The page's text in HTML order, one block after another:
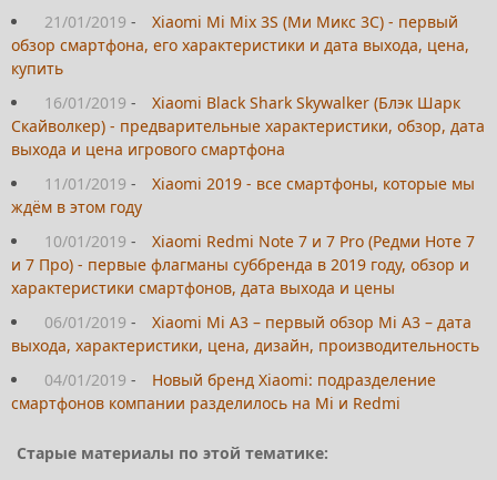
21/01/2019 -
Xiaomi Mi Mix 3S (Ми Микс 3С) - первый
обзор смартфона, его характеристики и дата выхода, цена,
купить
16/01/2019 -
Xiaomi Black Shark Skywalker (Блэк Шарк
Скайволкер) - предварительные характеристики, обзор, дата
выхода и цена игрового смартфона
11/01/2019 -
Xiaomi 2019 - все смартфоны, которые мы
ждём в этом году
10/01/2019 -
Xiaomi Redmi Note 7 и 7 Pro (Редми Ноте 7
и 7 Про) - первые флагманы суббренда в 2019 году, обзор и
характеристики смартфонов, дата выхода и цены
06/01/2019 -
Xiaomi Mi A3 – первый обзор Mi A3 – дата
выхода, характеристики, цена, дизайн, производительность
04/01/2019 -
Новый бренд Xiaomi: подразделение
смартфонов компании разделилось на Mi и Redmi
Старые материалы по этой тематике: